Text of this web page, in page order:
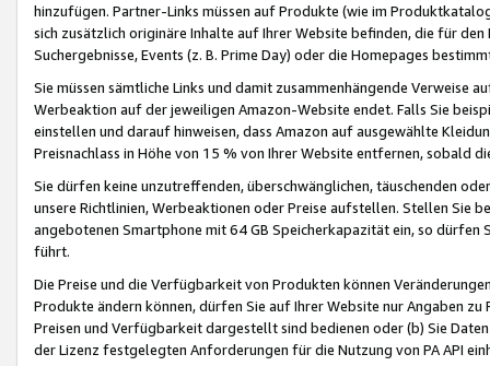
hinzufügen. Partner-Links müssen auf Produkte (wie im
sich zusätzlich originäre Inhalte auf Ihrer Website befinden, die für
Suchergebnisse, Events (z. B. Prime Day) oder die Homepages
Sie müssen sämtliche Links und damit zusammenhängende
Werbeaktion auf der jeweiligen Amazon-Website endet. Falls Sie
einstellen und darauf hinweisen, dass Amazon auf ausgewählte
Preisnachlass in Höhe von 15 % von Ihrer Website entfernen, sobald
Sie dürfen keine unzutreffenden, überschwänglichen, täuschenden
unsere Richtlinien, Werbeaktionen oder Preise aufstellen. Stellen Sie
angebotenen Smartphone mit 64 GB Speicherkapazität ein, so dürfen
führt.
Die Preise und die Verfügbarkeit von Produkten können
Produkte ändern können, dürfen Sie auf Ihrer Website nur Angaben
Preisen und Verfügbarkeit dargestellt sind bedienen oder (b) Sie
der Lizenz festgelegten Anforderungen für die Nutzung von PA API